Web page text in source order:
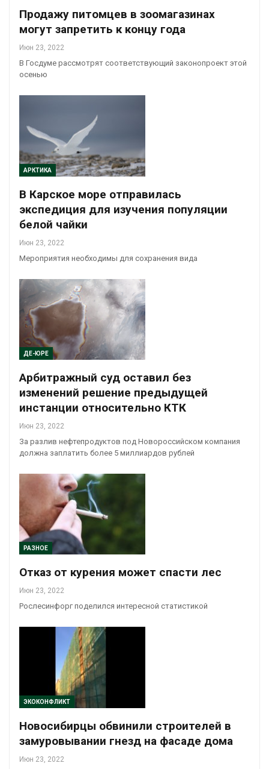
Продажу питомцев в зоомагазинах
могут запретить к концу года
Июн 23, 2022
В Госдуме рассмотрят соответствующий законопроект этой
осенью
АРКТИКА
В Карское море отправилась
экспедиция для изучения популяции
белой чайки
Июн 23, 2022
Мероприятия необходимы для сохранения вида
ДЕ-ЮРЕ
Арбитражный суд оставил без
изменений решение предыдущей
инстанции относительно КТК
Июн 23, 2022
За разлив нефтепродуктов под Новороссийском компания
должна заплатить более 5 миллиардов рублей
РАЗНОЕ
Отказ от курения может спасти лес
Июн 23, 2022
Рослесинфорг поделился интересной статистикой
ЭКОКОНФЛИКТ
Новосибирцы обвинили строителей в
замуровывании гнезд на фасаде дома
Июн 23, 2022